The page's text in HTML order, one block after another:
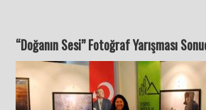
“Doğanın Sesi” Fotoğraf Yarışması